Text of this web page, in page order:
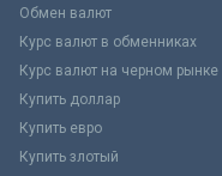
Обмен валют
Курс валют в обменниках
Курс валют на черном рынке
Купить доллар
Купить евро
Купить злотый